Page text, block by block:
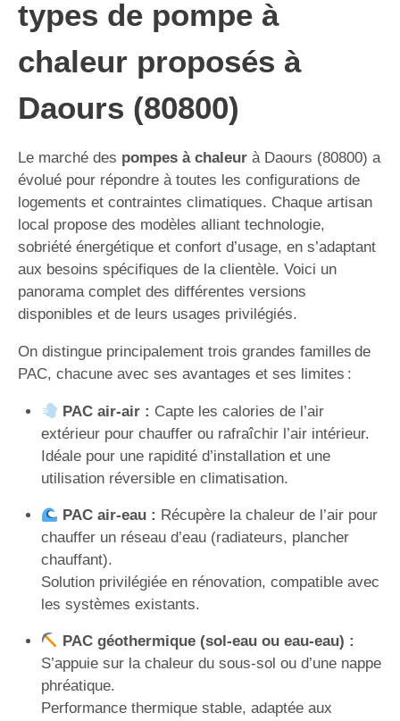
types de pompe à
chaleur proposés à
Daours (80800)
Le marché des pompes à chaleur à Daours (80800) a
évolué pour répondre à toutes les configurations de
logements et contraintes climatiques. Chaque artisan
local propose des modèles alliant technologie,
sobriété énergétique et confort d’usage, en s’adaptant
aux besoins spécifiques de la clientèle. Voici un
panorama complet des différentes versions
disponibles et de leurs usages privilégiés.
On distingue principalement trois grandes familles de
PAC, chacune avec ses avantages et ses limites :
PAC air-air : Capte les calories de l’air
extérieur pour chauffer ou rafraîchir l’air intérieur.
Idéale pour une rapidité d’installation et une
utilisation réversible en climatisation.
PAC air-eau : Récupère la chaleur de l’air pour
chauffer un réseau d’eau (radiateurs, plancher
chauffant).
Solution privilégiée en rénovation, compatible avec
les systèmes existants.
PAC géothermique (sol-eau ou eau-eau) :
S’appuie sur la chaleur du sous-sol ou d’une nappe
phréatique.
Performance thermique stable, adaptée aux